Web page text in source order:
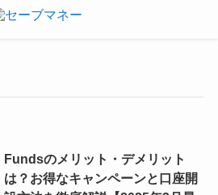
Fundsのメリット・デメリット
は？お得なキャンペーンと口座開